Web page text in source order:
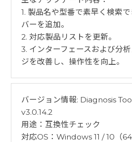
1. 製品名や型番で素早く検索
バーを追加。
2. 対応製品リストを更新。
3. インターフェースおよび分
ジを改善し、操作性を向上。
バージョン情報: Diagnosis
v3.0.14.2
用途：互換性チェック
対応OS：Windows 11 / 10（